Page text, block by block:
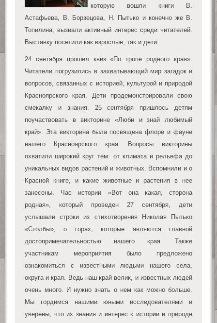
которую вошли книги В.
Астафьева, В. Борзецова, Н. Пытько и конечно же В.
Топилина, вызвали активный интерес среди читателей.
Выставку посетили как взрослые, так и дети.
24 сентября прошел квиз «По тропе родного края».
Читатели погрузились в захватывающий мир загадок и
вопросов, связанных с историей, культурой и природой
Красноярского края. Дети продемонстрировали свою
смекалку и знания. 25 сентября пришлось детям
поучаствовать в викторине «Люби и знай любимый
край». Эта викторина была посвящена флоре и фауне
нашего Красноярского края. Вопросы викторины
охватили широкий круг тем: от климата и рельефа до
уникальных видов растений и животных. Вспомнили и о
Красной книге, и какие животные и растения в нее
занесены. Час истории «Вот она какая, сторона
родная», который проведен 27 сентября, дети
услышали строки из стихотворения Николая Пытько
«Столбы», о горах, которые являются главной
достопримечательностью нашего края. Также
участникам мероприятия было предложено
ознакомиться с известными людьми нашего села,
округа и края. Ведь наш край велик, и известных людей
очень много. И нужно знать о нем как можно больше.
Мы гордимся нашими юными исследователями и
уверены, что их знания и интерес к истории и природе